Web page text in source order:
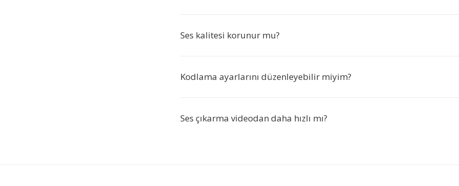
Ses kalitesi korunur mu?
Kodlama ayarlarını düzenleyebilir miyim?
Ses çıkarma videodan daha hızlı mı?